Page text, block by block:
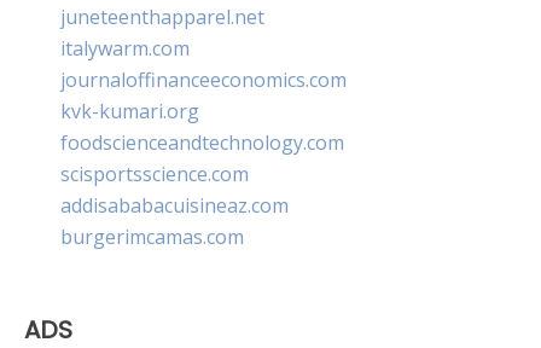
juneteenthapparel.net
italywarm.com
journaloffinanceeconomics.com
kvk-kumari.org
foodscienceandtechnology.com
scisportsscience.com
addisababacuisineaz.com
burgerimcamas.com
ADS